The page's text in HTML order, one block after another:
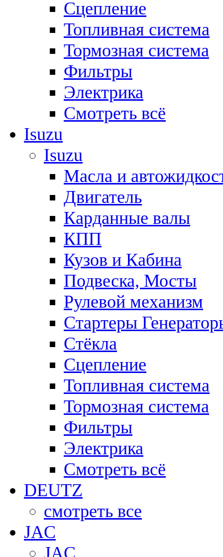
Сцепление
Топливная система
Тормозная система
Фильтры
Электрика
Смотреть всё
Isuzu
Isuzu
Масла и
Двигатель
Карданные валы
КПП
Кузов и Кабина
Подвеска, Мосты
Рулевой механизм
Стартеры
Стёкла
Сцепление
Топливная система
Тормозная система
Фильтры
Электрика
Смотреть всё
DEUTZ
смотреть все
JAC
JAC